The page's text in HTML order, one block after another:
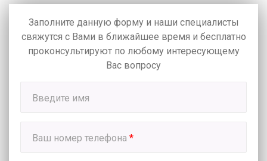
Заполните данную форму и наши специалисты
свяжутся с Вами в ближайшее время и бесплатно
проконсультируют по любому интересующему
Вас вопросу
Введите имя
Ваш номер телефона *